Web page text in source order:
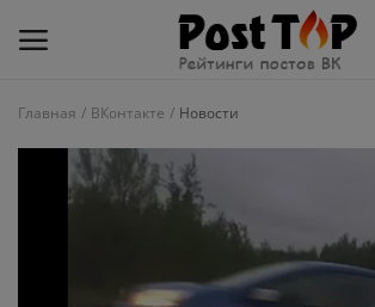
блог
Главная ВКонтакте Новости